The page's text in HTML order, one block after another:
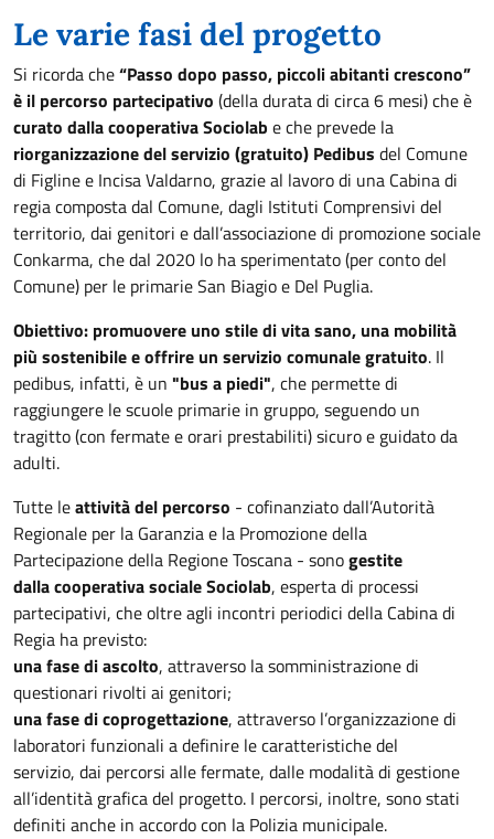
Le varie fasi del progetto
Si ricorda che“Passo dopo passo, piccoli abitanti crescono”
è il percorso partecipativo (della durata di circa 6 mesi) che è
curato dalla cooperativa Sociolab e che prevede la
riorganizzazione del servizio (gratuito) Pedibus del Comune
di Figline e Incisa Valdarno, grazie al lavoro di una Cabina di
regia composta dal Comune, dagli Istituti Comprensivi del
territorio, dai genitori e dall’associazione di promozione sociale
Conkarma, che dal 2020 lo ha sperimentato (per conto del
Comune) per le primarie San Biagio e Del Puglia.
Obiettivo: promuovere uno stile di vita sano, una mobilità
più sostenibile e offrire un servizio comunale gratuito. Il
pedibus, infatti, è un "bus a piedi", che permette di
raggiungere le scuole primarie in gruppo, seguendo un
tragitto (con fermate e orari prestabiliti) sicuro e guidato da
adulti.
Tutte leattività del percorso - cofinanziato dall’Autorità
Regionale per la Garanzia e la Promozione della
Partecipazione della Regione Toscana - sonogestite
dalla cooperativa sociale Sociolab, esperta di processi
partecipativi, che oltre agli incontri periodici della Cabina di
Regia ha previsto:
una fase di ascolto, attraverso la somministrazione di
questionari rivolti ai genitori;
una fase di coprogettazione, attraverso l’organizzazione di
laboratori funzionali a definire le caratteristiche del
servizio, dai percorsi alle fermate, dalle modalità di gestione
all’identità grafica del progetto. I percorsi, inoltre, sono stati
definiti anche in accordo con la Polizia municipale.